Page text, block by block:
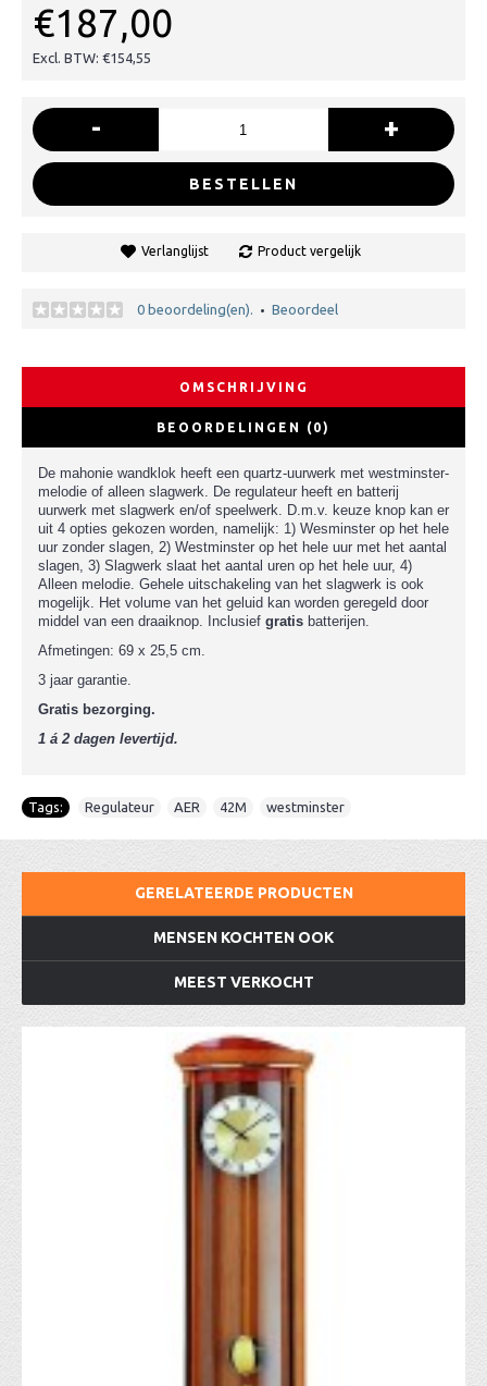
€187,00
Excl. BTW: €154,55
- +
BESTELLEN
Verlanglijst Product vergelijk
0 beoordeling(en). • Beoordeel
OMSCHRIJVING
BEOORDELINGEN (0)
De mahonie wandklok heeft een quartz-uurwerk met westminster-
melodie of alleen slagwerk. De regulateur heeft en batterij
uurwerk met slagwerk en/of speelwerk. D.m.v. keuze knop kan er
uit 4 opties gekozen worden, namelijk: 1) Wesminster op het hele
uur zonder slagen, 2) Westminster op het hele uur met het aantal
slagen, 3) Slagwerk slaat het aantal uren op het hele uur, 4)
Alleen melodie. Gehele uitschakeling van het slagwerk is ook
mogelijk. Het volume van het geluid kan worden geregeld door
middel van een draaiknop.
Inclusief gratis batterijen.
Afmetingen: 69 x 25,5 cm.
3 jaar garantie.
Gratis bezorging.
1 á 2 dagen levertijd.
Tags: Regulateur AER 42M westminster
GERELATEERDE PRODUCTEN
MENSEN KOCHTEN OOK
MEEST VERKOCHT